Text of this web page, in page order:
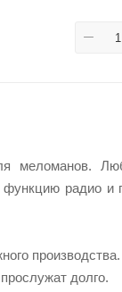
меломанов.
функцию радио
долго.